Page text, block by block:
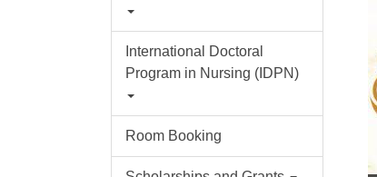
International Doctoral
Program in Nursing (IDPN)
Room Booking